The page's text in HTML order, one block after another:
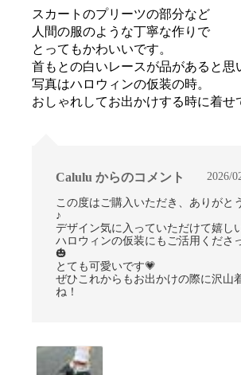
スカートのプリーツの部分など
人間の服のような丁寧な作りで
とってもかわいいです。
首もとの白いレースが品があると思
写真はハロウィンの仮装の時。
おしゃれしてお出かけする時に着せ
Calulu からのコメント 2026/
この度はご購入いただき、ありがと
♪
デザイン気に入っていただけて嬉し
ハロウィンの仮装にもご活用くださ
🎃
とても可愛いです💗
ぜひこれからもお出かけの際に沢山
ね！